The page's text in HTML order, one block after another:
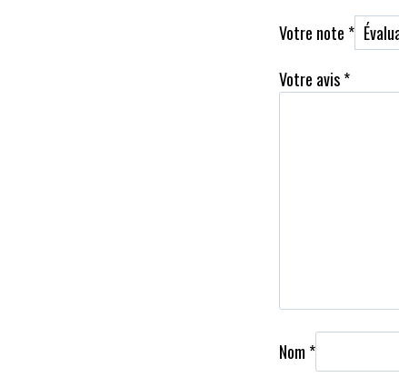
Votre note *
Votre avis*
Nom *